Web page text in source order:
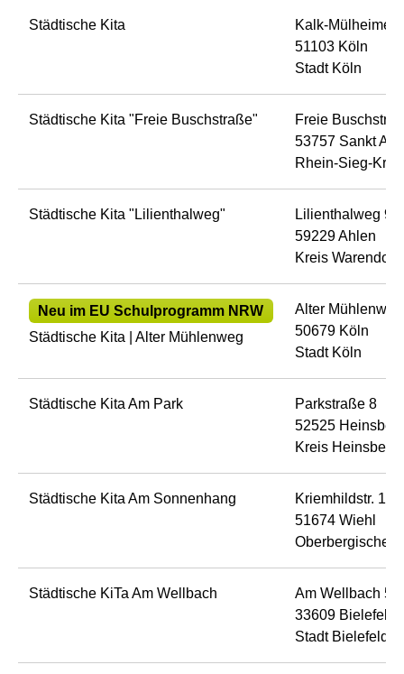
Städtische Kita
Kalk-Mülheimer
51103 Köln
Stadt Köln
Städtische Kita "Freie Buschstraße"
Freie
53757 Sankt
Rhein-Sieg-
Städtische Kita "Lilienthalweg"
Lilienthalweg 9
59229 Ahlen
Kreis Warendorf
Neu im EU Schulprogramm NRW
Städtische Kita | Alter Mühlenweg
Alter
50679 Köln
Stadt Köln
Städtische Kita Am Park
Parkstraße 8
52525
Kreis Heinsberg
Städtische Kita Am Sonnenhang
Kriemhildstr. 1
51674 Wiehl
Oberbergischer
Städtische KiTa Am Wellbach
Am Wellbach 55
33609 Bielefeld
Stadt Bielefeld